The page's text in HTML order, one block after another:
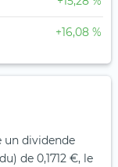
+16,08 %
un dividende
de 0,1712 €, le